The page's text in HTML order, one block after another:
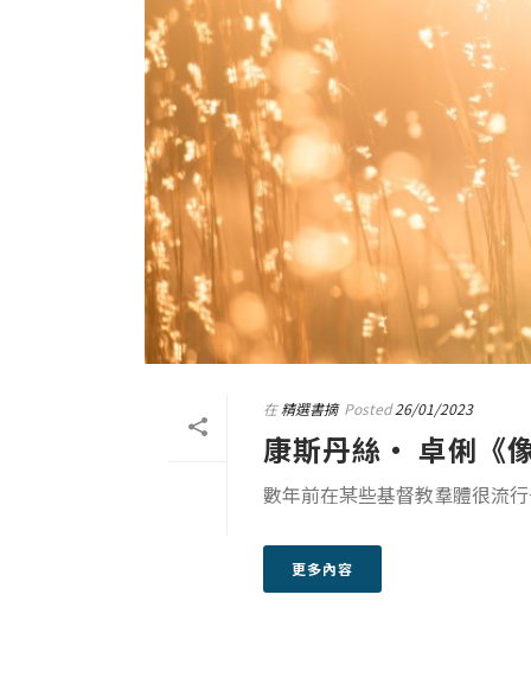
在精選書摘 Posted 26/01/2023
康斯丹絲‧ 卓俐《
數年前在某些基督教羣體很流
更多內容